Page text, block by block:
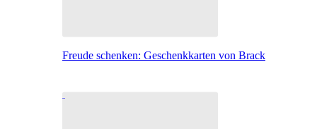
Freude schenken: Geschenkkarten von Brack